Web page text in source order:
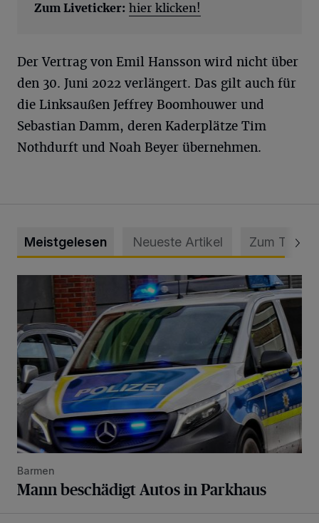
Zum Liveticker: hier klicken!
Der Vertrag von Emil Hansson wird nicht über
den 30. Juni 2022 verlängert. Das gilt auch für
die Linksaußen Jeffrey Boomhouwer und
Sebastian Damm, deren Kaderplätze Tim
Nothdurft und Noah Beyer übernehmen.
Meistgelesen Neueste Artikel Zum Thema
Mann beschädigt Autos in Parkhaus
Barmen
Mann beschädigt Autos in Parkhaus